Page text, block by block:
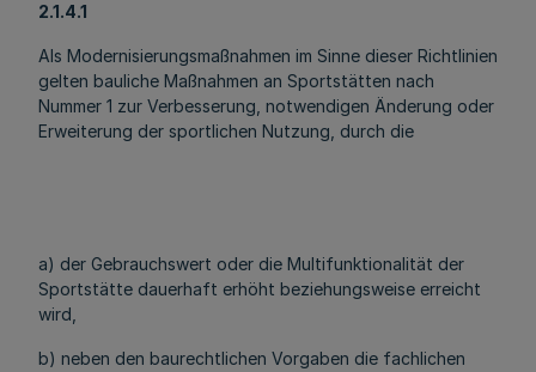
2.1.4.1
Als Modernisierungsmaßnahmen im Sinne dieser Richtlinien
gelten bauliche Maßnahmen an Sportstätten nach
Nummer 1 zur Verbesserung, notwendigen Änderung oder
Erweiterung der sportlichen Nutzung, durch die
a) der Gebrauchswert oder die Multifunktionalität der
Sportstätte dauerhaft erhöht beziehungsweise erreicht
wird,
b) neben den baurechtlichen Vorgaben die fachlichen